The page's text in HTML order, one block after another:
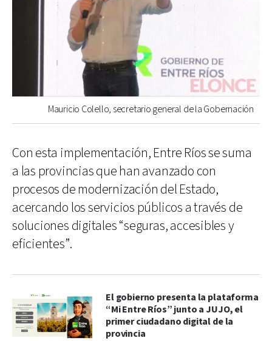
Mauricio Colello, secretario general de la Gobernación
Con esta implementación, Entre Ríos se suma
a las provincias que han avanzado con
procesos de modernización del Estado,
acercando los servicios públicos a través de
soluciones digitales “seguras, accesibles y
eficientes”.
El gobierno presenta la plataforma
“Mi Entre Ríos” junto a JUJO, el
primer ciudadano digital de la
provincia